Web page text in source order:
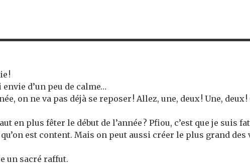
!
d’un peu de calme…
on ne va pas déjà se reposer ! Allez, une, deux ! Une,
en plus fêter le début de l’année ? Pfiou, c’est que je suis
est content. Mais on peut aussi créer le plus grand des
un sacré raffut.